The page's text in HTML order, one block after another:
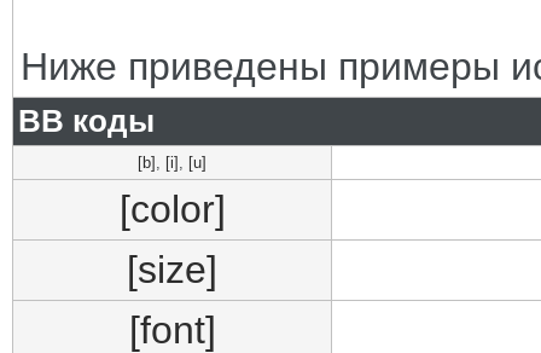
Ниже приведены примеры
BB коды
[b] , [i] , [u]
[color]
[size]
[font]